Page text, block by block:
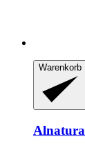
Warenkorb
Alnatura